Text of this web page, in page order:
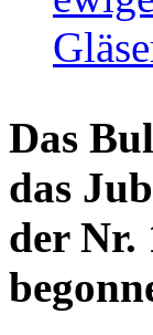
Das
das
der Nr.